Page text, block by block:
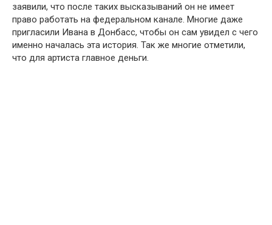
заявили, что после таких высказываний он не имеет
право работать на федеральном канале. Многие даже
пригласили Ивана в Донбасс, чтобы он сам увидел с чего
именно началась эта история. Так же многие отметили,
что для артиста главное деньги.